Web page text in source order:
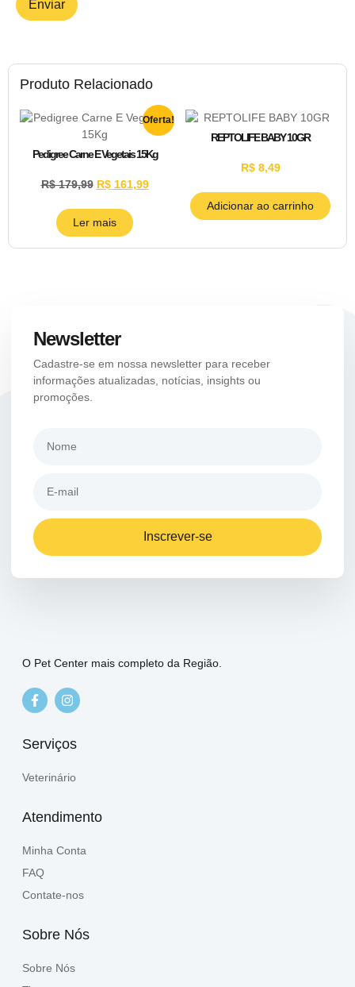
Produto Relacionado
Oferta!
Pedigree Carne E Vegetais 15Kg
R$179,99 R$161,99
Ler mais
REPTOLIFE BABY 10GR
R$8,49
Adicionar ao carrinho
Newsletter
Cadastre-se em nossa newsletter para receber
informações atualizadas, notícias, insights ou
promoções.
Inscrever-se
O Pet Center mais completo da Região.
Serviços
Veterinário
Atendimento
Minha Conta
FAQ
Contate-nos
Sobre Nós
Sobre Nós